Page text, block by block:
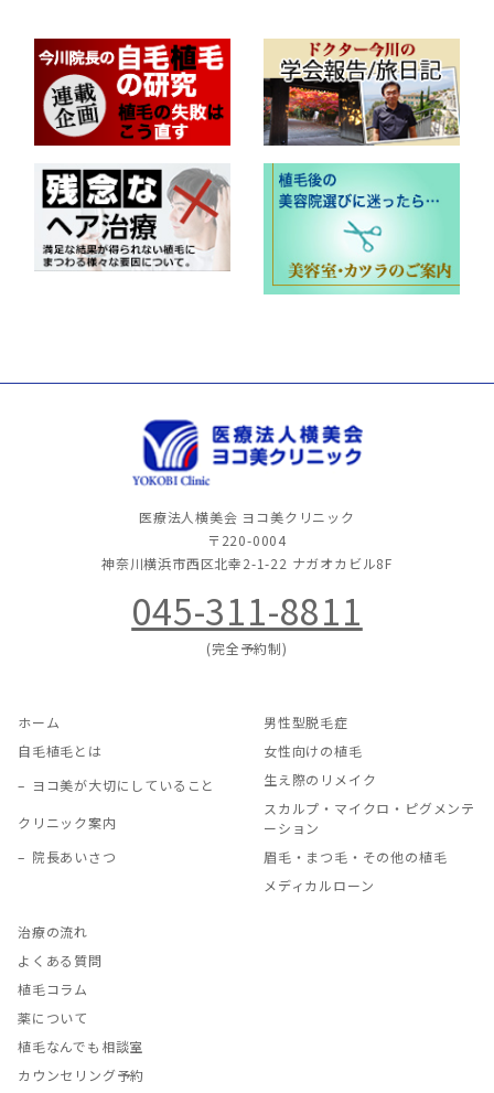
医療法人横美会 ヨコ美クリニック
〒220-0004
神奈川横浜市西区北幸2-1-22 ナガオカビル8F
045-311-8811
(完全予約制)
ホーム
自毛植毛とは
ヨコ美が大切にしていること
クリニック案内
院長あいさつ
男性型脱毛症
女性向けの植毛
生え際のリメイク
スカルプ・マイクロ・ピグメンテ
ーション
眉毛・まつ毛・その他の植毛
メディカルローン
治療の流れ
よくある質問
植毛コラム
薬について
植毛なんでも相談室
カウンセリング予約